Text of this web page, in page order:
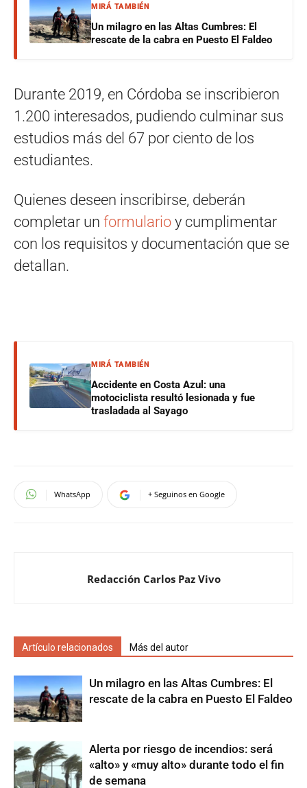
MIRÁ TAMBIÉN
Un milagro en las Altas Cumbres: El
rescate de la cabra en Puesto El Faldeo
Durante 2019, en Córdoba se inscribieron
1.200 interesados, pudiendo culminar sus
estudios más del 67 por ciento de los
estudiantes.
Quienes deseen inscribirse, deberán
completar un formulario y cumplimentar
con los requisitos y documentación que se
detallan.
MIRÁ TAMBIÉN
Accidente en Costa Azul: una
motociclista resultó lesionada y fue
trasladada al Sayago
WhatsApp + Seguinos en Google
Redacción Carlos Paz Vivo
Artículo relacionados Más del autor
Un milagro en las Altas Cumbres: El
rescate de la cabra en Puesto El Faldeo
Alerta por riesgo de incendios: será
«alto» y «muy alto» durante todo el fin
de semana